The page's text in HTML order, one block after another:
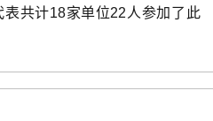
共计18家单位22人参加了此